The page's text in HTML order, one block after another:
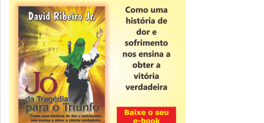
Novidade
CNPJ alfanumérico começa a ser emitido
nesta sexta
ver todas »